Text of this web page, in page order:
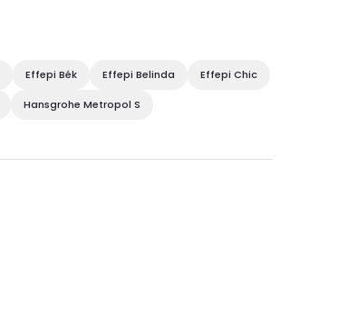
Effepi Bék Effepi Belinda Effepi Chic
Hansgrohe Metropol S